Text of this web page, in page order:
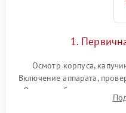
1.
Осмотр корпуса,
Включение аппарата,
Оценка работы помпы,
Измерение температуры